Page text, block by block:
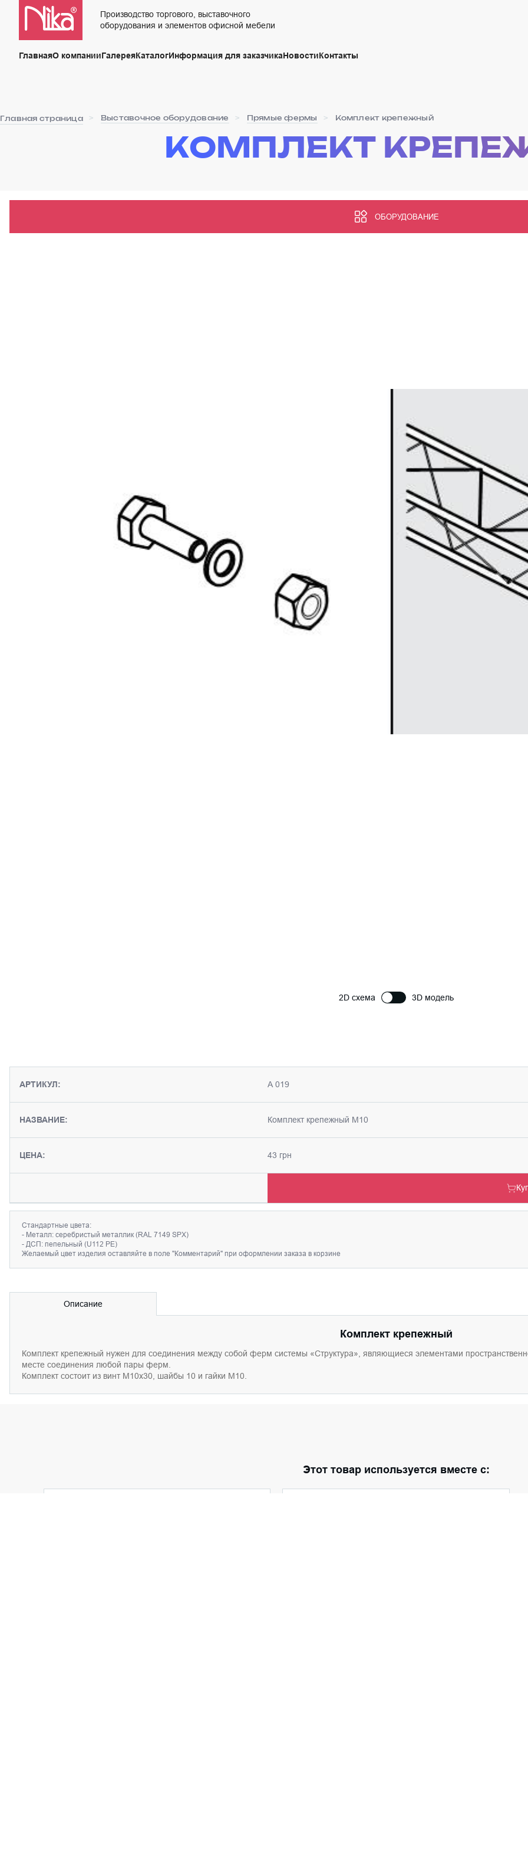
Производство торгового, выставочного
оборудования и элементов офисной мебели
ГлавнаяО компанииГалереяКаталогИнформация для заказчикаНовостиКонтакты
Главная страница Выставочное оборудование Прямые фермы Комплект крепежный
КОМПЛЕКТ
ОБОРУДОВАНИЕ
2D схема 3D модель
АРТИКУЛ:
НАЗВАНИЕ:
ЦЕНА:
А 019
Комплект крепежный М10
43 грн
Стандартные цвета:
- Металл: серебристый металлик (RAL 7149 SPX)
- ДСП: пепельный (U112 PE)
Желаемый цвет изделия оставляйте в поле "Комментарий" при оформлении заказа в корзине
Описание
Комплект крепежный
Комплект крепежный нужен для соединения между собой ферм системы «Структура», являющиеся элементами простр
месте соединения любой пары ферм
Комплект состоит из винт М10х30, шайбы 10 и гайки М10.
Этот товар используется вместе с: